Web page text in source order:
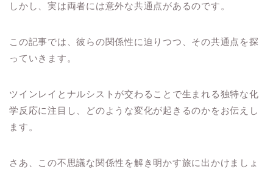
しかし、実は両者には意外な共通点があるのです。
この記事では、彼らの関係性に迫りつつ、その共通点を探
っていきます。
ツインレイとナルシストが交わることで生まれる独特な化
学反応に注目し、どのような変化が起きるのかをお伝えし
ます。
さあ、この不思議な関係性を解き明かす旅に出かけましょ